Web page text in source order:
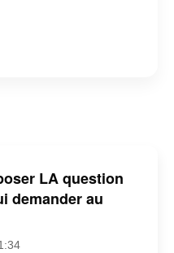
LA question
demander au